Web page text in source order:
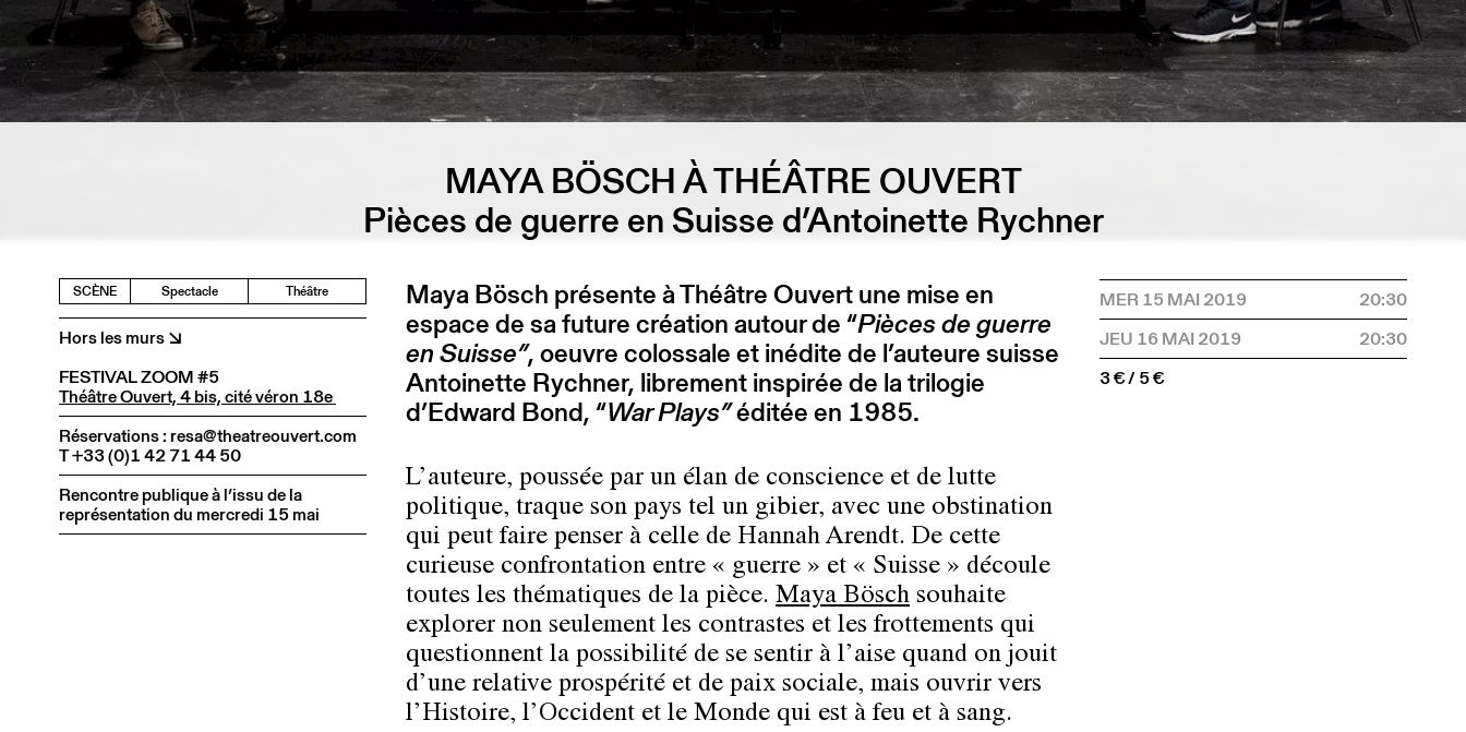
MAYA BÖSCH À THÉÂTRE OUVERT
Pièces de guerre en Suisse d’Antoinette Rychner
SCÈNE Spectacle Théâtre
Hors les murs ↘
FESTIVAL ZOOM #5
Théâtre Ouvert, 4 bis, cité véron 18e
Réservations : resa@theatreouvert.com
T +33 (0)1 42 71 44 50
Rencontre publique à l’issu de la
représentation du mercredi 15 mai
Maya Bösch présente à Théâtre Ouvert une mise en
espace de sa future création autour de “Pièces de guerre
en Suisse”, oeuvre colossale et inédite de l’auteure suisse
Antoinette Rychner, librement inspirée de la trilogie
d’Edward Bond, “War Plays”éditée en 1985.
L’auteure, poussée par un élan de conscience et de lutte
politique, traque son pays tel un gibier, avec une obstination
qui peut faire penser à celle de Hannah Arendt. De cette
curieuse confrontation entre « guerre » et « Suisse » découle
toutes les thématiques de la pièce. Maya Bösch souhaite
explorer non seulement les contrastes et les frottements qui
questionnent la possibilité de se sentir à l’aise quand on jouit
d’une relative prospérité et de paix sociale, mais ouvrir vers
l’Histoire, l’Occident et le Monde qui est à feu et à sang.
MER 15 MAI 2019
20:30
JEU 16 MAI 2019
20:30
3 € / 5 €